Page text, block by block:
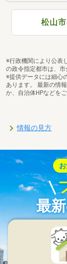
松山
※行政機関により公表
の政令指定都市は、市
※提供データには細心
あります。 最新の情
か、自治体HPなどを
情報の見方
最